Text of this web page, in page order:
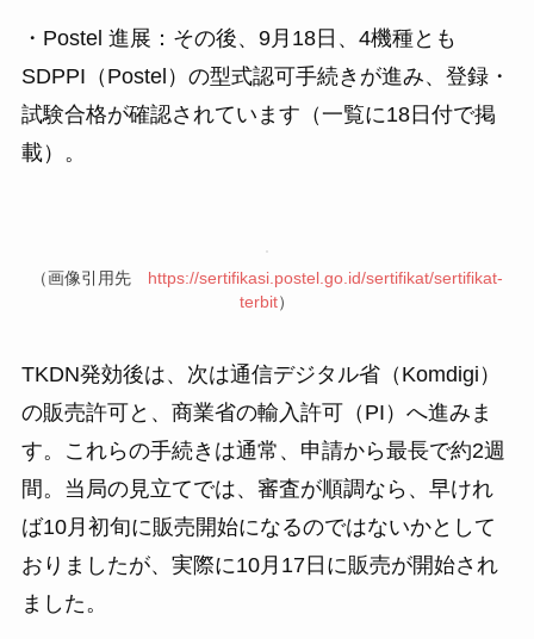
・Postel 進展：その後、9月18日、4機種とも
SDPPI（Postel）の型式認可手続きが進み、登録・
試験合格が確認されています（一覧に18日付で掲
載）。
（画像引用先 https://sertifikasi.postel.go.id/sertifikat/sertifikat-
terbit）
TKDN発効後は、次は通信デジタル省（Komdigi）
の販売許可と、商業省の輸入許可（PI）へ進みま
す。これらの手続きは通常、申請から最長で約2週
間。当局の見立てでは、審査が順調なら、早けれ
ば10月初旬に販売開始になるのではないかとして
おりましたが、実際に10月17日に販売が開始され
ました。